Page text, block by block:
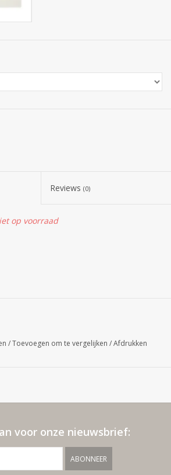
Reviews (0)
op voorraad
/Toevoegen om te vergelijken /Afdrukken
voor onze nieuwsbrief:
ABONNEER